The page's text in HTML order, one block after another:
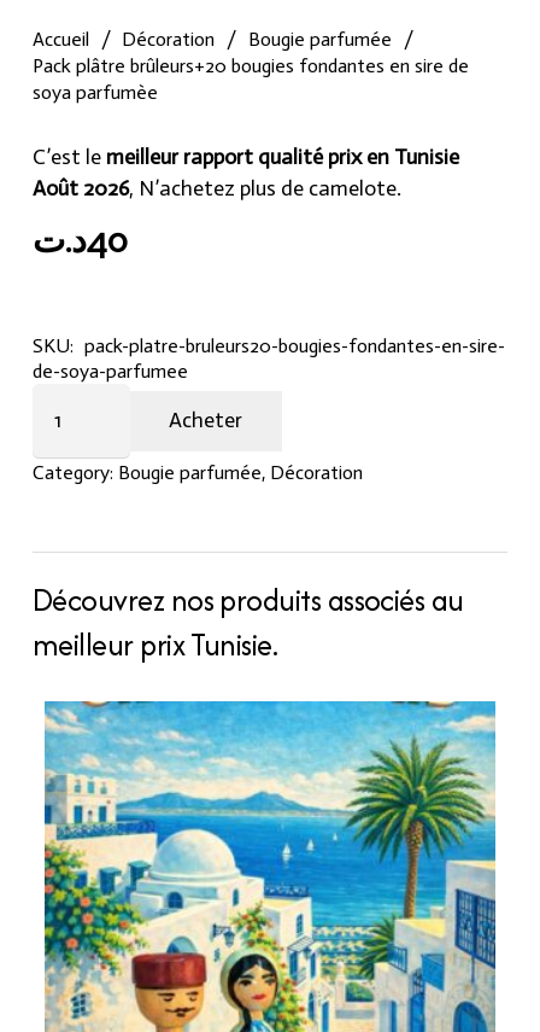
Accueil / Décoration / Bougie parfumée
/
Pack plâtre brûleurs+20 bougies fondantes en sire de
soya parfumèe
C’est le meilleur rapport qualité prix en Tunisie
Août 2026, N’achetez plus de camelote.
40د.ت
SKU: pack-platre-bruleurs20-bougies-fondantes-en-sire-
de-soya-parfumee
plâtre
brûleurs+20
bougies
en
sire
de
soya
quantity
Acheter
Category: Bougie parfumée, Décoration
Découvrez nos produits associés au
meilleur prix Tunisie.